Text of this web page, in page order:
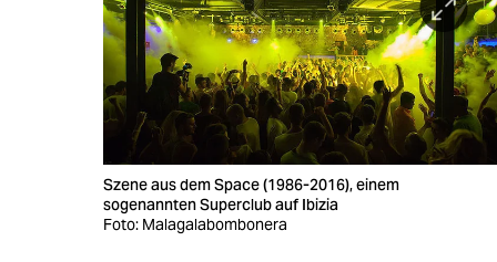
wahrheit
veranstaltungenSzene aus dem Space (1986-2016), einem
sogenannten Superclub auf Ibizia
Foto: Malagalabombonera